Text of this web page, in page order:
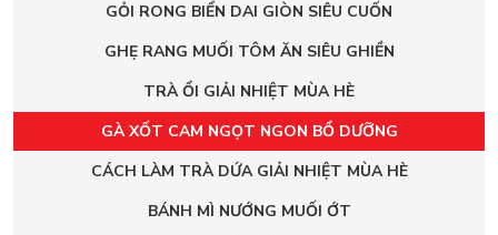
GỎI RONG BIỂN DAI GIÒN SIÊU CUỐN
GHẸ RANG MUỐI TÔM ĂN SIÊU GHIỀN
TRÀ ỔI GIẢI NHIỆT MÙA HÈ
GÀ XỐT CAM NGỌT NGON BỔ DƯỠNG
CÁCH LÀM TRÀ DỨA GIẢI NHIỆT MÙA HÈ
BÁNH MÌ NƯỚNG MUỐI ỚT